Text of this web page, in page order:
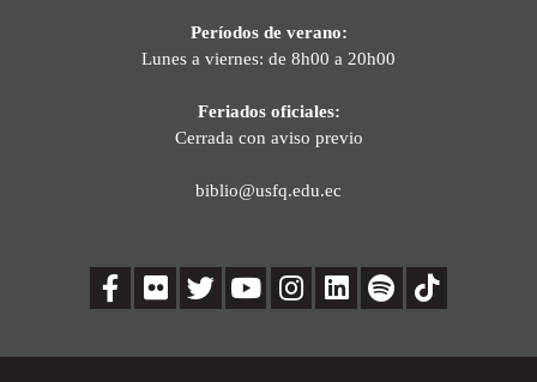
Períodos de verano:
Lunes a viernes: de 8h00 a 20h00
Feriados oficiales:
Cerrada con aviso previo
biblio@usfq.edu.ec